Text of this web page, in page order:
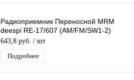
Радиоприемник Переносной MRM
deespi RE-17/607 (AM/FM/SW1-2)
проигрыватель, Питание: 220В
643,8 руб. / шт
Подробнее